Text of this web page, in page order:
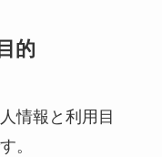
的
情報と利用目
。